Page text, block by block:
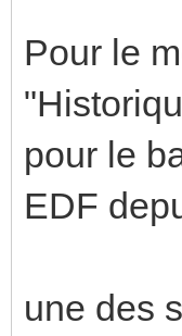
Pour le
pour le
EDF
une des